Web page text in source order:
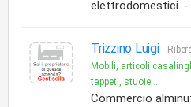
elettrodomestici. -
Trizzino Luigi
Mobili, articoli
tappeti, stuoie...
Commercio